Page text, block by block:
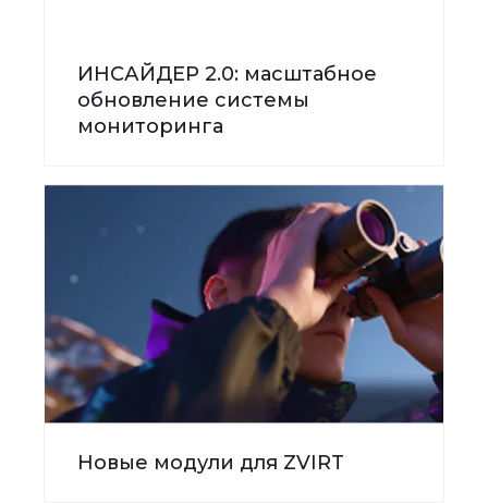
ИНСАЙДЕР 2.0: масштабное
обновление системы
мониторинга
Новые модули для ZVIRT